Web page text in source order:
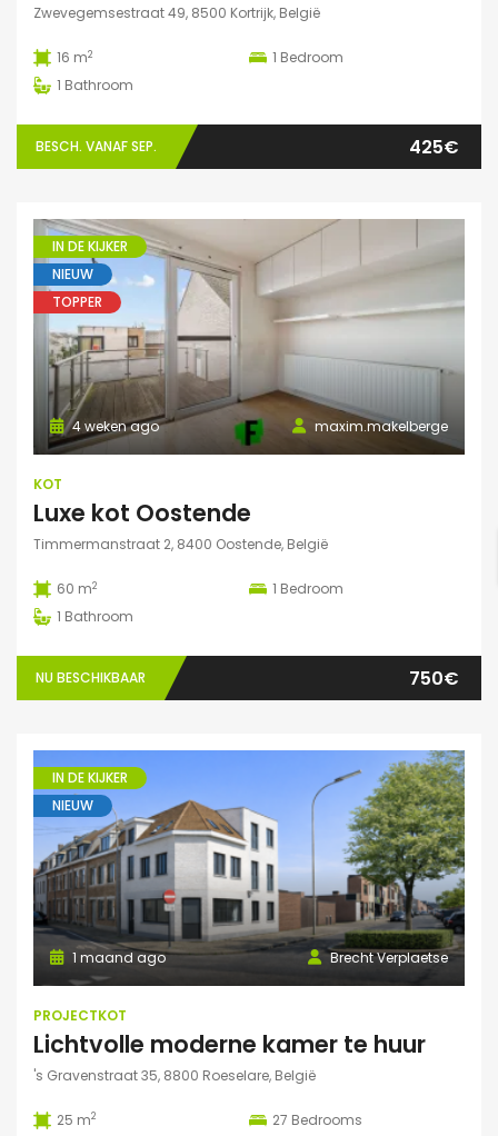
Zwevegemsestraat 49, 8500 Kortrijk, België
16 m2 1 Bedroom
1 Bathroom
BESCH. VANAF SEP. 425€
IN DE KIJKER
NIEUW
TOPPER
maxim.makelberge
4 weken ago
KOT
Luxe kot Oostende
Timmermanstraat 2, 8400 Oostende, België
60 m2 1 Bedroom
1 Bathroom
NU BESCHIKBAAR 750€
IN DE KIJKER
NIEUW
Brecht Verplaetse
1 maand ago
PROJECTKOT
Lichtvolle moderne kamer te huur
's Gravenstraat 35, 8800 Roeselare, België
25 m2 27 Bedrooms